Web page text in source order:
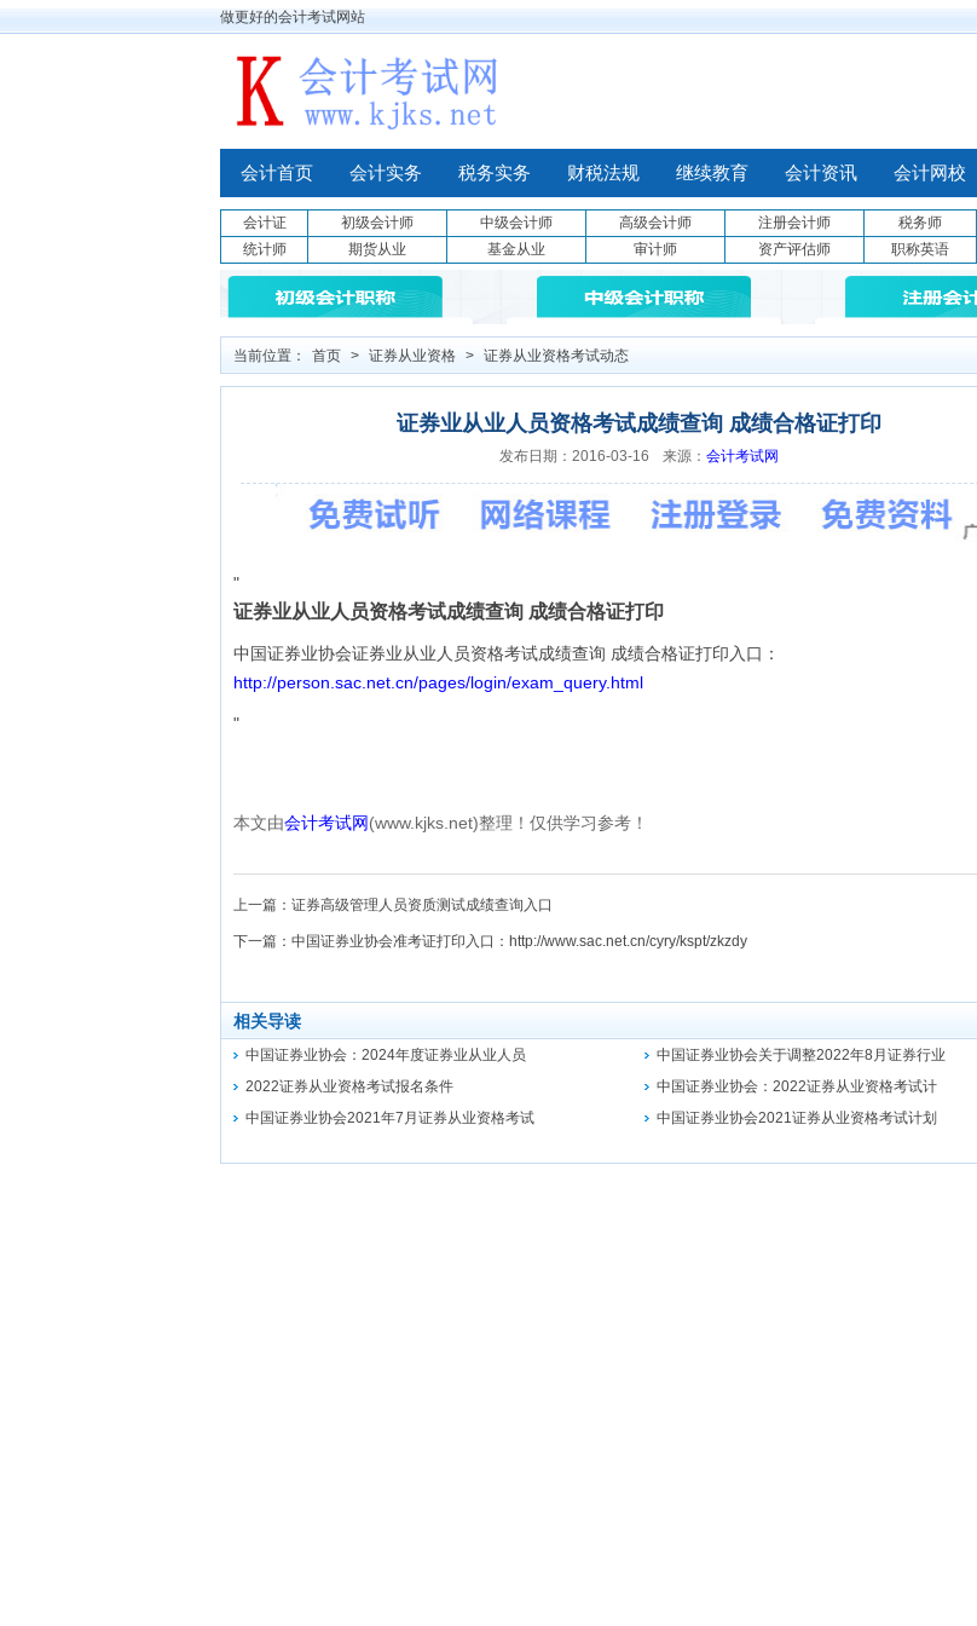
做更好的会计考试网站
会计首页 会计实务 税务实务 财税法规 继续教育 会计资讯 会计网校
会计证 初级会计师 中级会计师 高级会计师 注册会计师 税务师
统计师
期货从业 基金从业 审计师 资产评估师 职称英语
当前位置： 首页 > 证券从业资格 > 证券从业资格考试动态
证券业从业人员资格考试成绩查询 成绩合格证打印
发布日期：2016-03-16 来源： 会计考试网
"
证券业从业人员资格考试成绩查询 成绩合格证打印
中国证券业协会证券业从业人员资格考试成绩查询 成绩合格证打印入口：
http://person.sac.net.cn/pages/login/exam_query.html
"
本文由会计考试网(www.kjks.net)整理！仅供学习参考！
上一篇： 证券高级管理人员资质测试成绩查询入口
下一篇： 中国证券业协会准考证打印入口：http://www.sac.net.cn/cyry/kspt/zkzdy
相关导读
中国证券业协会：2024年度证券业从业人员
中国证券业协会关于调整2022年8月证券行业
2022证券从业资格考试报名条件
中国证券业协会：2022证券从业资格考试计
中国证券业协会2021年7月证券从业资格考试
中国证券业协会2021证券从业资格考试计划